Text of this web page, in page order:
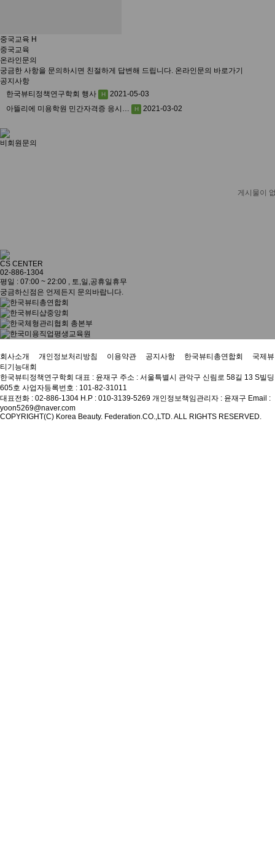
중국교육 H
중국교육
온라인문의
궁금한 사항을 문의하시면 친절하게 답변해 드립니다. 온라인문의 바로가기
공지사항
한국뷰티정책연구학회 행사
H
2021-05-03
아뜰리에 미용학원 민간자격증 응시…
H 2021-03-02
비회원문의
게시물이
CS CENTER
02-886-1304
평일 : 07:00 ~ 22:00 , 토,일,공휴일휴무
궁금하신점은 언제든지 문의바랍니다.
회사소개 개인정보처리방침 이용약관 공지사항 한국뷰티총연합회
국제뷰
티기능대회
한국뷰티정책연구학회 대표 : 윤재구 주소 : 서울특별시 관악구 신림로 58길 13 S빌딩
605호 사업자등록번호 : 101-82-31011
대표전화 : 02-886-1304 H.P : 010-3139-5269 개인정보책임관리자 : 윤재구 Email :
yoon5269@naver.com
COPYRIGHT(C) Korea Beauty. Federation.CO.,LTD. ALL RIGHTS RESERVED.